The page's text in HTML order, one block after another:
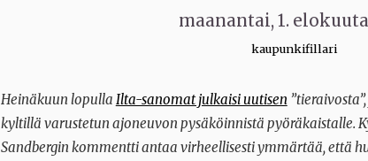
maanantai, 1. elokuuta
kaupunkifillari
Heinäkuun lopulla Ilta-sanomat julkaisi uutisen
kyltillä varustetun ajoneuvon pysäköinnistä pyöräkaistalle.
Sandbergin kommentti antaa virheellisesti ymmärtää, että